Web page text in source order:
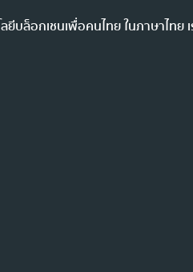
บล็อกเชนเพื่อคนไทย ในภาษาไท